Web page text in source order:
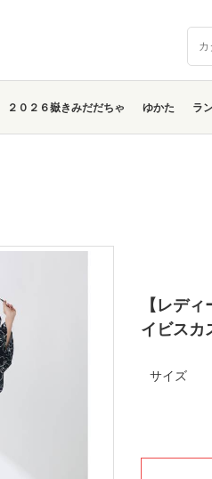
２０２６嶽きみだだちゃ ゆかた ラ
【レデ
イビス
サイズ